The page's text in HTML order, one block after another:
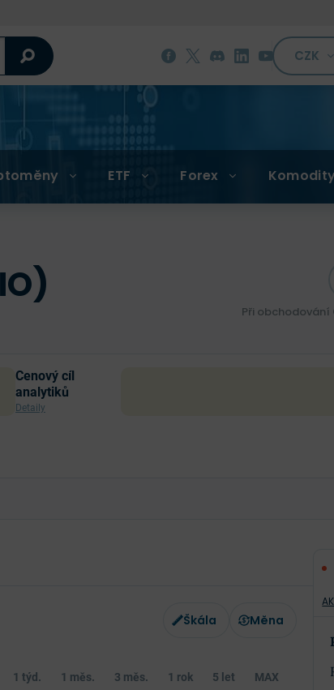
CZK
ETF Forex
Při obchodování
Cenový cíl
analytiků
Detaily
Škála Měna
1 týd. 1 měs. 3 měs. 1 rok 5 let MAX